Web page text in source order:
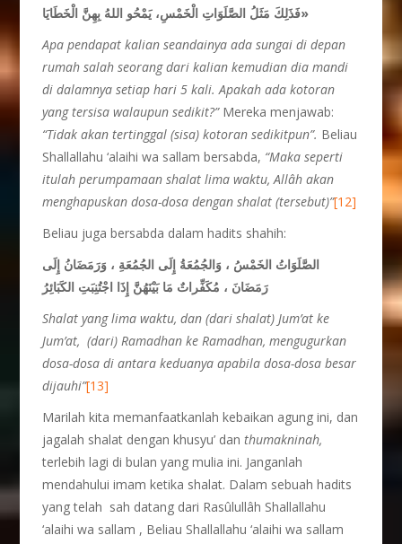
«فَذَلِكَ مَثَلُ الصَّلَوَاتِ الْخَمْسِ، يَمْحُو اللهُ بِهِنَّ الْخَطَايَا
Apa pendapat kalian seandainya ada sungai di depan
rumah salah seorang dari kalian kemudian dia mandi
di dalamnya setiap hari 5 kali. Apakah ada kotoran
yang tersisa walaupun sedikit?” Mereka menjawab:
“Tidak akan tertinggal (sisa) kotoran sedikitpun”. Beliau
Shallallahu ‘alaihi wa sallam bersabda, “Maka seperti
itulah perumpamaan shalat lima waktu, Allâh akan
menghapuskan dosa-dosa dengan shalat (tersebut)”[12]
Beliau juga bersabda dalam hadits shahih:
الصَّلَوَاتُ الخَمْسُ ، وَالجُمُعَةُ إِلَى الجُمُعَةِ ، وَرَمَضَانُ إِلَى
رَمَضَانَ ، مُكَفِّراتٌ مَا بَيْنَهُنَّ إِذَا اجْتُنِبَتِ الكَبَائِرُ
Shalat yang lima waktu, dan (dari shalat) Jum’at ke
Jum’at, (dari) Ramadhan ke Ramadhan, mengugurkan
dosa-dosa di antara keduanya apabila dosa-dosa besar
dijauhi”[13]
Marilah kita memanfaatkanlah kebaikan agung ini, dan
jagalah shalat dengan khusyu’ danthumakninah,
terlebih lagi di bulan yang mulia ini. Janganlah
mendahului imam ketika shalat. Dalam sebuah hadits
yang telah sah datang dari Rasûlullâh Shallallahu
‘alaihi wa sallam , Beliau Shallallahu ‘alaihi wa sallam